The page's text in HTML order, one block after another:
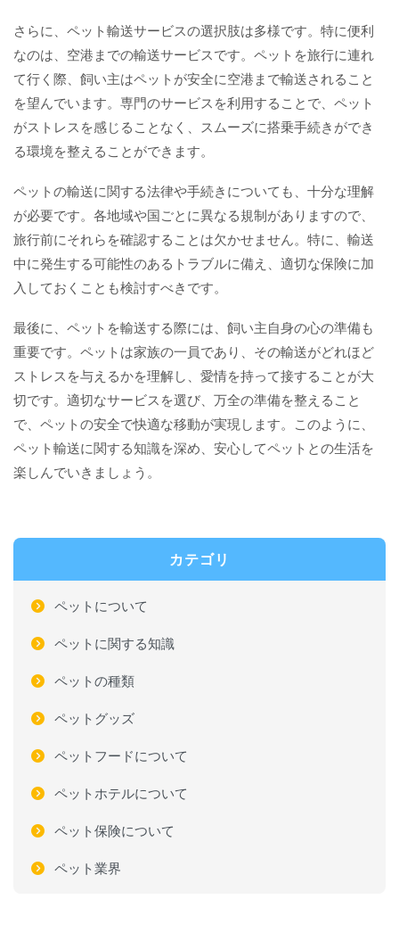
さらに、ペット輸送サービスの選択肢は多様です。特に便利
なのは、空港までの輸送サービスです。ペットを旅行に連れ
て行く際、飼い主はペットが安全に空港まで輸送されること
を望んでいます。専門のサービスを利用することで、ペット
がストレスを感じることなく、スムーズに搭乗手続きができ
る環境を整えることができます。
ペットの輸送に関する法律や手続きについても、十分な理解
が必要です。各地域や国ごとに異なる規制がありますので、
旅行前にそれらを確認することは欠かせません。特に、輸送
中に発生する可能性のあるトラブルに備え、適切な保険に加
入しておくことも検討すべきです。
最後に、ペットを輸送する際には、飼い主自身の心の準備も
重要です。ペットは家族の一員であり、その輸送がどれほど
ストレスを与えるかを理解し、愛情を持って接することが大
切です。適切なサービスを選び、万全の準備を整えること
で、ペットの安全で快適な移動が実現します。このように、
ペット輸送に関する知識を深め、安心してペットとの生活を
楽しんでいきましょう。
カテゴリ
ペットについて
ペットに関する知識
ペットの種類
ペットグッズ
ペットフードについて
ペットホテルについて
ペット保険について
ペット業界